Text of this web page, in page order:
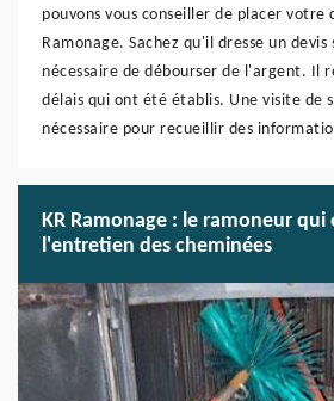
pouvons vous conseiller de placer votre
Ramonage. Sachez qu'il dresse un devis
nécessaire de débourser de l'argent. Il
délais qui ont été établis. Une visite de
nécessaire pour recueillir des
KR Ramonage : le ramoneur qui
l'entretien des cheminées